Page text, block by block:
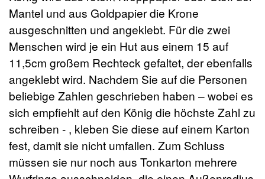
Mantel und aus Goldpapier die Krone
ausgeschnitten und angeklebt. Für die zwei
Menschen wird je ein Hut aus einem 15 auf
11,5cm großem Rechteck gefaltet, der ebenfalls
angeklebt wird. Nachdem Sie auf die Personen
beliebige Zahlen geschrieben haben – wobei es
sich empfiehlt auf den König die höchste Zahl zu
schreiben - , kleben Sie diese auf einem Karton
fest, damit sie nicht umfallen. Zum Schluss
müssen sie nur noch aus Tonkarton mehrere